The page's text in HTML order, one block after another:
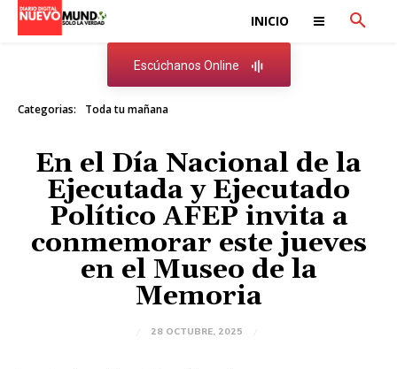
INICIO
Escúchanos Online
Categorias: Toda tu mañana
En el Día Nacional de la
Ejecutada y Ejecutado
Político AFEP invita a
conmemorar este jueves
en el Museo de la
Memoria
28 OCTUBRE, 2025